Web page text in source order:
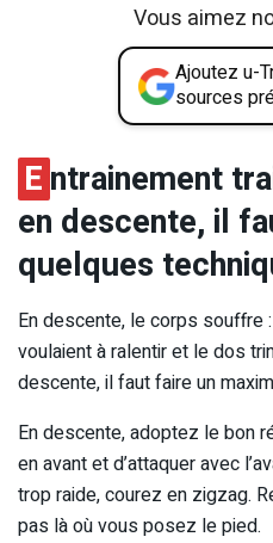
Vous aimez
Ajoutez u-
sources
E ntrainement
en descente, il
quelques
En descente, le corps
voulaient à ralentir et le dos
descente, il faut faire un
En descente, adoptez le bon
en avant et d’attaquer avec
trop raide, courez en zigzag.
pas là où vous posez le pied.